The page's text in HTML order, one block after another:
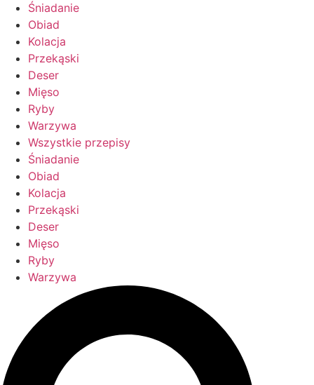
Śniadanie
Obiad
Kolacja
Przekąski
Deser
Mięso
Ryby
Warzywa
Wszystkie przepisy
Śniadanie
Obiad
Kolacja
Przekąski
Deser
Mięso
Ryby
Warzywa